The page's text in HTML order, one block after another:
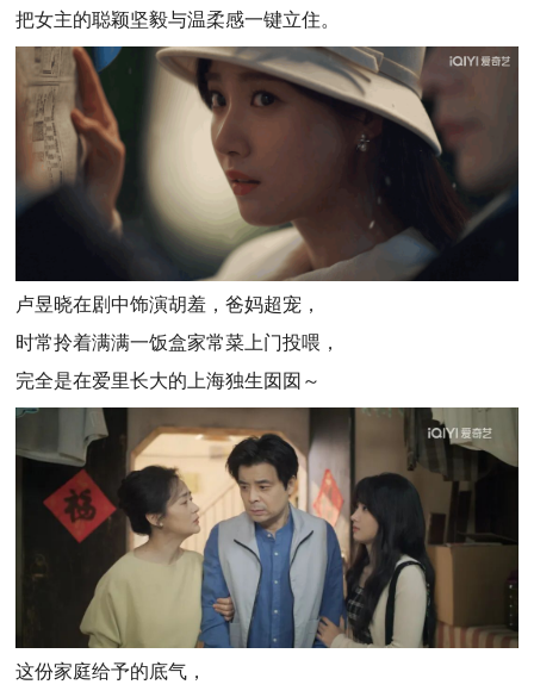
把女主的聪颖坚毅与温柔感一键立住。
卢昱晓在剧中饰演胡羞，爸妈超宠，
时常拎着满满一饭盒家常菜上门投喂，
完全是在爱里长大的上海独生囡囡～
这份家庭给予的底气，